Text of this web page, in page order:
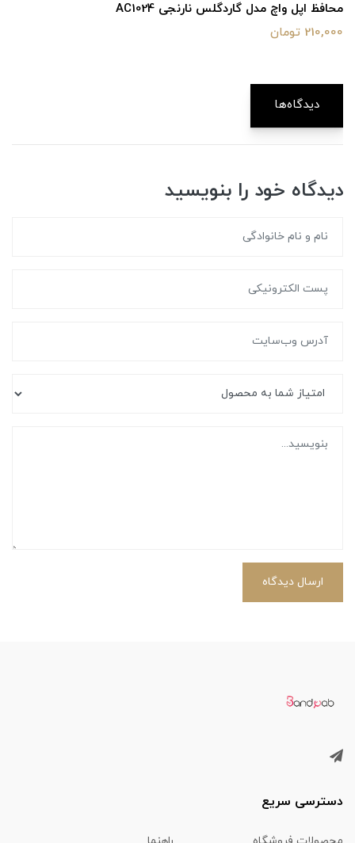
محافظ اپل واچ مدل گاردگلس نارنجی AC1024
210,000 تومان
دیدگاه‌ها
دیدگاه خود را بنویسید
ارسال دیدگاه
دسترسی سریع